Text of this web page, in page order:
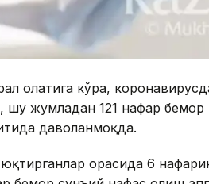
ҳолатига кўра,
шу жумладан 121 нафар бемор
даволанмоқда.
орасида 6